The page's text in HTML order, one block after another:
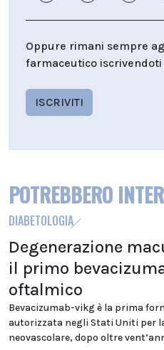
Oppure rimani sempre
farmaceutico
ISCRIVITI
POTREBBERO
DIABETOLOGIA
Degenerazione
il primo
oftalmico
Bevacizumab-vikg è la prima
autorizzata negli Stati Uniti per
neovascolare, dopo oltre